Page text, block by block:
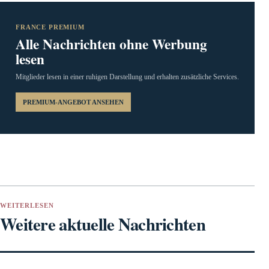
FRANCE PREMIUM
Alle Nachrichten ohne Werbung
lesen
Mitglieder lesen in einer ruhigen Darstellung und erhalten zusätzliche Services.
PREMIUM-ANGEBOT ANSEHEN
WEITERLESEN
Weitere aktuelle Nachrichten